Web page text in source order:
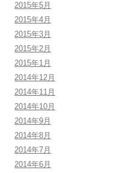
2015年5月
2015年4月
2015年3月
2015年2月
2015年1月
2014年12月
2014年11月
2014年10月
2014年9月
2014年8月
2014年7月
2014年6月